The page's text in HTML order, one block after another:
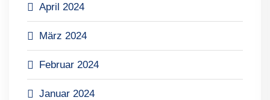
April 2024
März 2024
Februar 2024
Januar 2024